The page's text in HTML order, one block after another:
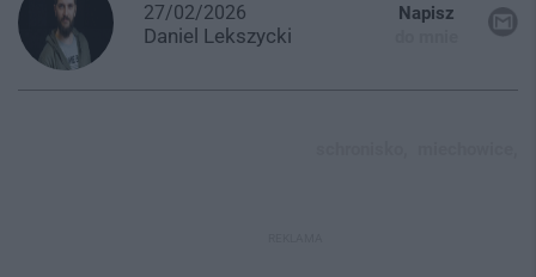
27/02/2026
Daniel Lekszycki
Napisz